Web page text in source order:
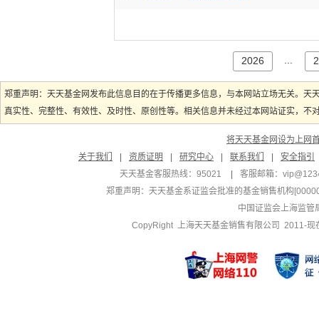
2026
郑重声明：天天基金网发布此信息目的在于传播更多信息，与本网站立场无关。
真实性、完整性、有效性、及时性、原创性等。相关信息并未经过本网站证实，
将天天基金网设为上网
关于我们
资质证明 研究中心 联系我们
安全指引
天天基金客服热线：95021
客服邮箱：
郑重声明： 天天基金系证监会批准的基金销售机构
中国证监会上海监管
CopyRight 上海天天基金销售有限公司 2011-